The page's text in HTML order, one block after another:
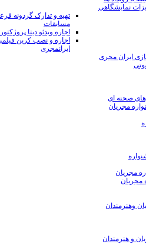
نمایشگاهی
تهیه و تدارک گردونه
مسابقات
اجاره ویدئو دیتا
اجاره و نصب کرین
ایرانمجری
ایران مجری
صحنه ای
مجریان
مجریان
مجریان
وهنرمندان
و هنرمندان